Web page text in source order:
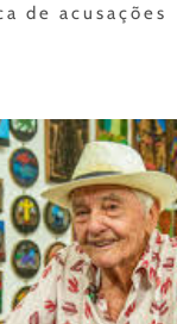
de acusações